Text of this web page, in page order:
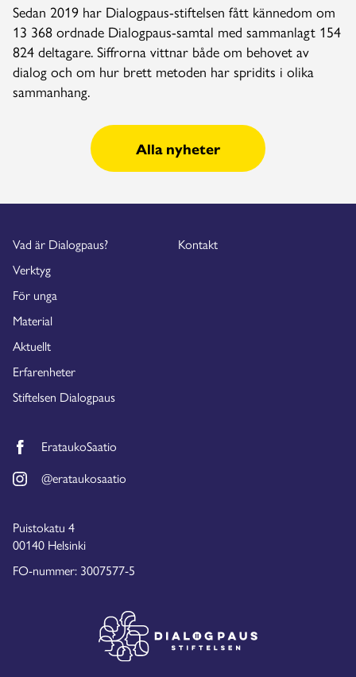
Sedan 2019 har Dialogpaus-stiftelsen fått kännedom om
13 368 ordnade Dialogpaus-samtal med sammanlagt 154
824 deltagare. Siffrorna vittnar både om behovet av
dialog och om hur brett metoden har spridits i olika
sammanhang.
Alla nyheter
Vad är Dialogpaus?
Verktyg
För unga
Material
Aktuellt
Erfarenheter
Stiftelsen Dialogpaus
Kontakt
ErataukoSaatio
@erataukosaatio
Puistokatu 4
00140 Helsinki
FO-nummer: 3007577-5